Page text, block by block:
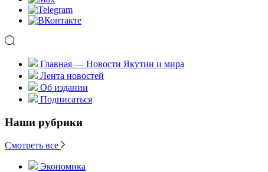
Главная — Новости Якутии и мира
Лента новостей
Об издании
Подписаться
Наши рубрики
Смотреть все
Экономика